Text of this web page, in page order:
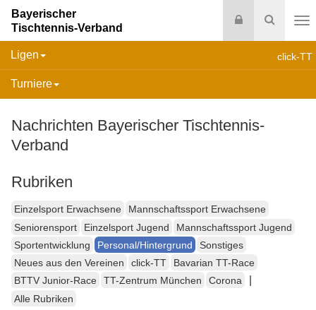
Suche
Login
Bayerischer
Tischtennis-Verband
click-TT
Ligen
Turniere
Nachrichten Bayerischer Tischtennis-
Verband
Rubriken
Einzelsport Erwachsene
Mannschaftssport Erwachsene
Seniorensport
Einzelsport Jugend
Mannschaftssport Jugend
Sportentwicklung
Personal/Hintergrund
Sonstiges
Neues aus den Vereinen
click-TT
Bavarian TT-Race
BTTV Junior-Race
TT-Zentrum München Corona
Alle Rubriken